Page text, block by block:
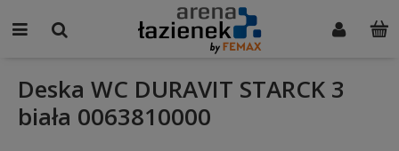
Deska WC DURAVIT STARCK 3
biała 0063810000